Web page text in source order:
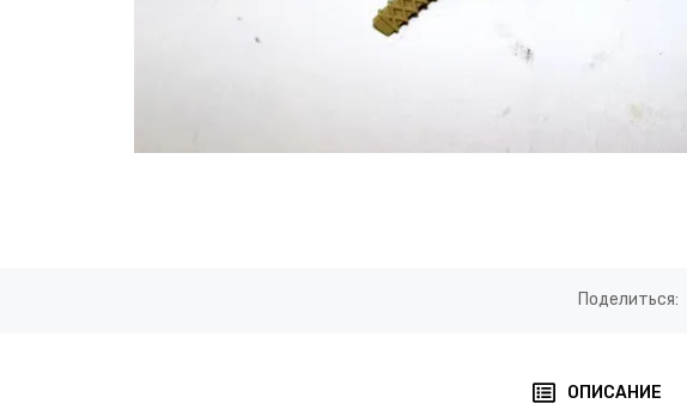
Поделиться:
ОПИСАНИЕ